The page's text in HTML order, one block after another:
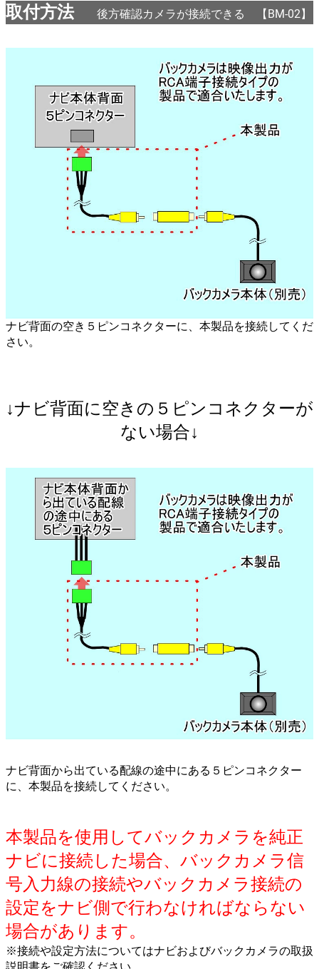
取付方法後方確認カメラが接続できる 【BM-02】
ナビ背面の空き５ピンコネクターに、本製品を接続してくだ
さい。
↓ナビ背面に空きの５ピンコネクターが
ない場合↓
ナビ背面から出ている配線の途中にある５ピンコネクター
に、本製品を接続してください。
本製品を使用してバックカメラを純正
ナビに接続した場合、バックカメラ信
号入力線の接続やバックカメラ接続の
設定をナビ側で行わなければならない
場合があります。
※接続や設定方法についてはナビおよびバックカメラの取扱
説明書をご確認ください。